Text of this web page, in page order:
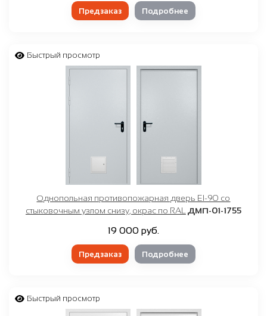
Предзаказ Подробнее
Быстрый просмотр
Однопольная противопожарная дверь EI-90 со
стыковочным узлом снизу, окрас по RAL ДМП-01-1755
19 000 руб.
Предзаказ Подробнее
Быстрый просмотр